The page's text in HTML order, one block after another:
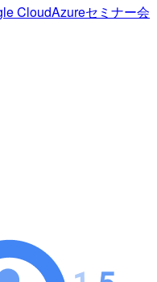
CloudAzureセミナー会